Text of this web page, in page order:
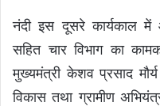
नंदी इस दूसरे कार्यकाल में
सहित चार विभाग का
मुख्यमंत्री केशव प्रसाद
विकास तथा ग्रामीण